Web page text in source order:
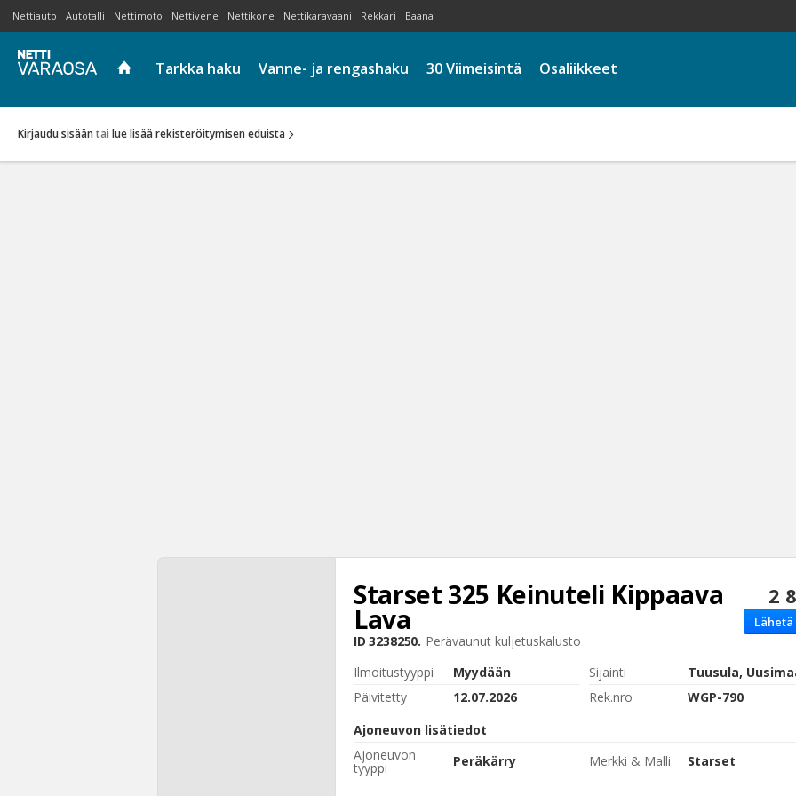
Nettiauto Autotalli Nettimoto Nettivene Nettikone Nettikaravaani Rekkari Baana
Tarkka haku Vanne- ja rengashaku 30 Viimeisintä Osaliikkeet
Kirjaudu sisään tai lue lisää rekisteröitymisen eduista
2
Starset 325 Keinuteli Kippaava
Lava
ID3238250. Perävaunutkuljetuskalusto
Ilmoitustyyppi
Myydään Sijainti
Tuusula,
Päivitetty
12.07.2026 Rek.nro
WGP-790
Ajoneuvon lisätiedot
Ajoneuvon
tyyppi Peräkärry Merkki & Malli Starset